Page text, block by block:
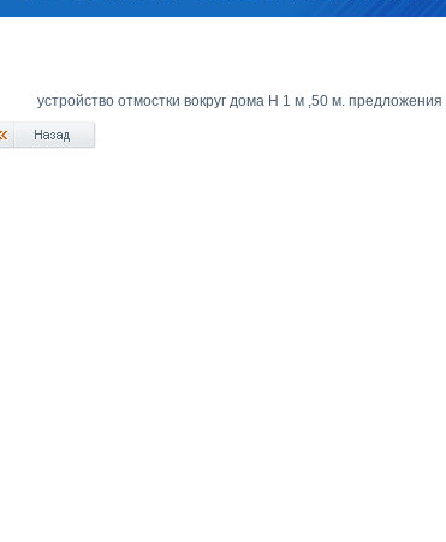
устройство отмостки вокруг дома H 1 м ,50 м.